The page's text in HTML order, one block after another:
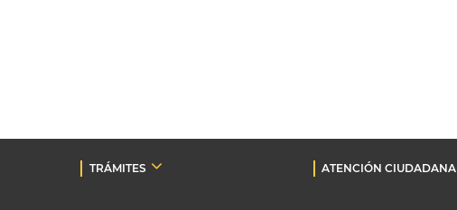
TRÁMITES
ATENCIÓN CIUDADANA